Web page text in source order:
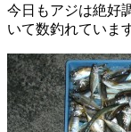
今日もアジは絶好
いて数釣れていま